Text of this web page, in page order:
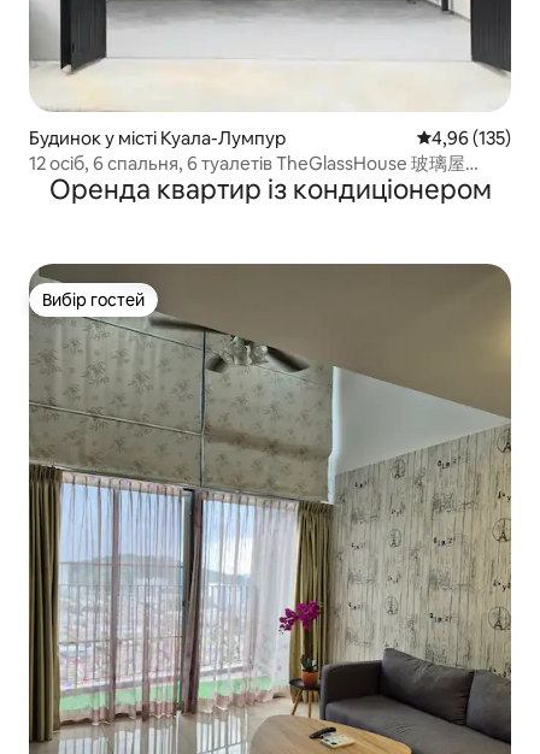
Будинок у місті Куала-Лумпур Середня
4,96 (135)
12 осіб, 6 спальня, 6 туалетів TheGlassHouse 玻璃屋
Bangsar KL
Оренда квартир із кондиціонером
Вибір гостей
Вибір гостей